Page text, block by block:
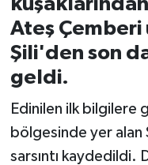
Ateş Çemberi
Şili'den son
geldi.
Edinilen ilk bilgilere
bölgesinde yer alan
sarsıntı kaydedildi.
Gönen
İvrindi
KENT GÜNDEMİ